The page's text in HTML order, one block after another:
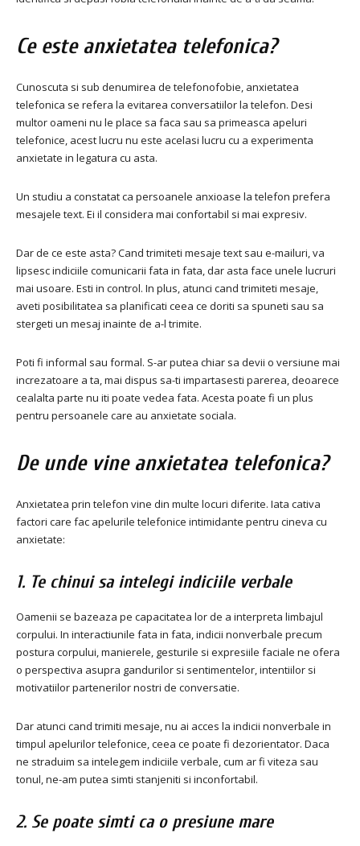
Ce este anxietatea telefonica?
Cunoscuta si sub denumirea de telefonofobie, anxietatea
telefonica se refera la evitarea conversatiilor la telefon. Desi
multor oameni nu le place sa faca sau sa primeasca apeluri
telefonice, acest lucru nu este acelasi lucru cu a experimenta
anxietate in legatura cu asta.
Un studiu a constatat ca persoanele anxioase la telefon prefera
mesajele text. Ei il considera mai confortabil si mai expresiv.
Dar de ce este asta? Cand trimiteti mesaje text sau e-mailuri, va
lipsesc indiciile comunicarii fata in fata, dar asta face unele lucruri
mai usoare. Esti in control. In plus, atunci cand trimiteti mesaje,
aveti posibilitatea sa planificati ceea ce doriti sa spuneti sau sa
stergeti un mesaj inainte de a-l trimite.
Poti fi informal sau formal. S-ar putea chiar sa devii o versiune mai
increzatoare a ta, mai dispus sa-ti impartasesti parerea, deoarece
cealalta parte nu iti poate vedea fata. Acesta poate fi un plus
pentru persoanele care au anxietate sociala.
De unde vine anxietatea telefonica?
Anxietatea prin telefon vine din multe locuri diferite. Iata cativa
factori care fac apelurile telefonice intimidante pentru cineva cu
anxietate:
1. Te chinui sa intelegi indiciile verbale
Oamenii se bazeaza pe capacitatea lor de a interpreta limbajul
corpului. In interactiunile fata in fata, indicii nonverbale precum
postura corpului, manierele, gesturile si expresiile faciale ne ofera
o perspectiva asupra gandurilor si sentimentelor, intentiilor si
motivatiilor partenerilor nostri de conversatie.
Dar atunci cand trimiti mesaje, nu ai acces la indicii nonverbale in
timpul apelurilor telefonice, ceea ce poate fi dezorientator. Daca
ne straduim sa intelegem indiciile verbale, cum ar fi viteza sau
tonul, ne-am putea simti stanjeniti si inconfortabil.
2. Se poate simti ca o presiune mare